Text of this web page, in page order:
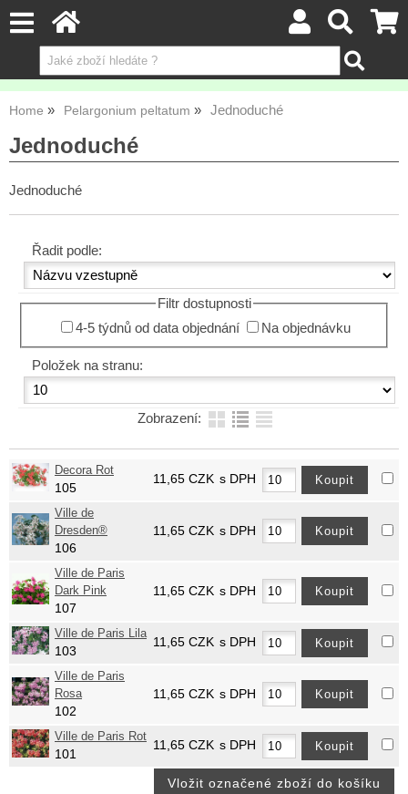
Home Pelargonium peltatum Jednoduché
Jednoduché
Jednoduché
Řadit podle:
Filtr dostupnosti
4-5 týdnů od data objednání
Na objednávku
Položek na stranu:
Zobrazení:
Decora Rot
105
11,65 CZK s DPH
Ville de
Dresden®
106
11,65 CZK s DPH
Ville de Paris
Dark Pink
107
11,65 CZK s DPH
Ville de Paris Lila
103
11,65 CZK s DPH
Ville de Paris
Rosa
102
11,65 CZK s DPH
Ville de Paris Rot
101
11,65 CZK s DPH